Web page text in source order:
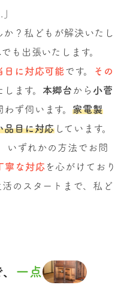
？私どもが解決いたし
も出張いたします。
日に対応可能です。
その
します。 本郷台 から 小菅
わず伺います。家電製
品目に対応 しています。
いずれかの方法でお問
寧な対応 を心がけており
のスタートまで、私ど
一点